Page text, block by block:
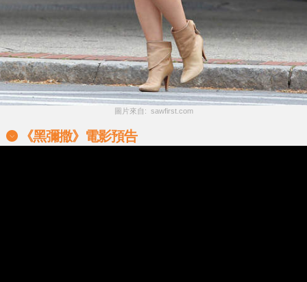
圖片來自:  sawfirst.com
《黑彌撒》電影預告